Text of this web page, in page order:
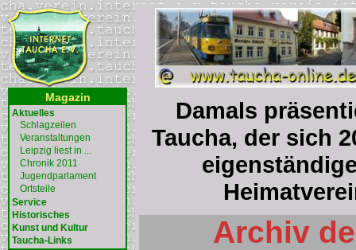
Magazin
Aktuelles
Schlagzeilen
Veranstaltungen
Leipzig liest in ...
Chronik 2011
Jugendparlament
Ortsteile
Service
Historisches
Kunst und Kultur
Taucha-Links
Damals
Taucha, der sich
Archiv